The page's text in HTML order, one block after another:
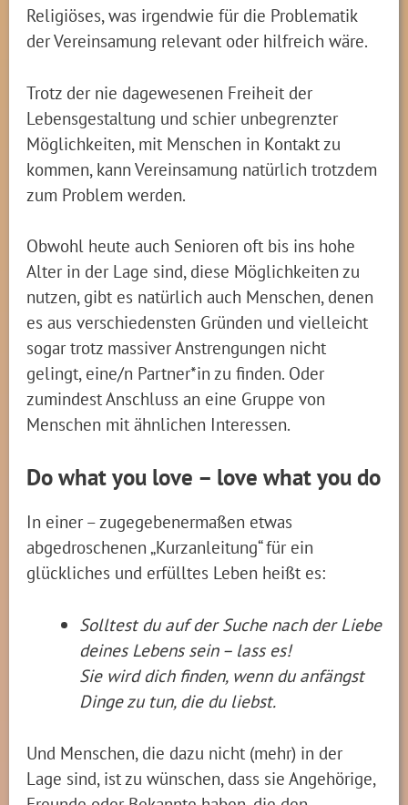
Religiöses, was irgendwie für die Problematik
der Vereinsamung relevant oder hilfreich wäre.
Trotz der nie dagewesenen Freiheit der
Lebensgestaltung und schier unbegrenzter
Möglichkeiten, mit Menschen in Kontakt zu
kommen, kann Vereinsamung natürlich trotzdem
zum Problem werden.
Obwohl heute auch Senioren oft bis ins hohe
Alter in der Lage sind, diese Möglichkeiten zu
nutzen, gibt es natürlich auch Menschen, denen
es aus verschiedensten Gründen und vielleicht
sogar trotz massiver Anstrengungen nicht
gelingt, eine/n Partner*in zu finden. Oder
zumindest Anschluss an eine Gruppe von
Menschen mit ähnlichen Interessen.
Do what you love – love what you do
In einer – zugegebenermaßen etwas
abgedroschenen „Kurzanleitung“ für ein
glückliches und erfülltes Leben heißt es:
Solltest du auf der Suche nach der Liebe
deines Lebens sein – lass es!
Sie wird dich finden, wenn du anfängst
Dinge zu tun, die du liebst.
Und Menschen, die dazu nicht (mehr) in der
Lage sind, ist zu wünschen, dass sie Angehörige,